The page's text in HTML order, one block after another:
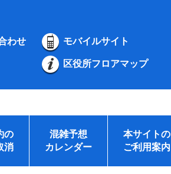
わせ モバイルサイト
区役所フロアマップ
の
消
混雑予想
カレンダー
本サイトの
ご利用案内